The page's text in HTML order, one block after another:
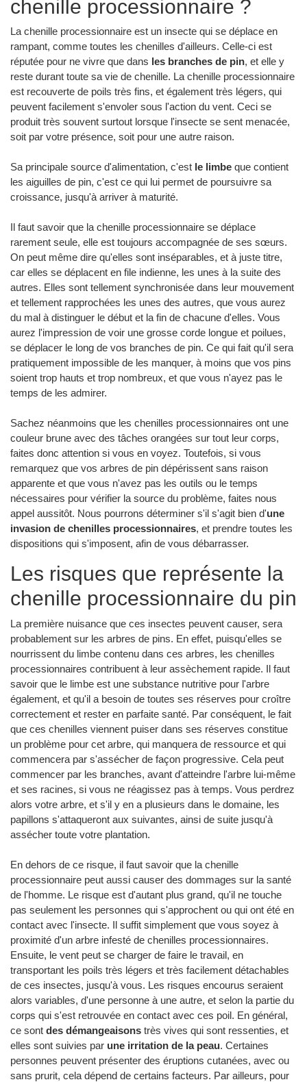
chenille processionnaire ?
La chenille processionnaire est un insecte qui se déplace en
rampant, comme toutes les chenilles d'ailleurs. Celle-ci est
réputée pour ne vivre que dans les branches de pin, et elle y
reste durant toute sa vie de chenille. La chenille processionnaire
est recouverte de poils très fins, et également très légers, qui
peuvent facilement s'envoler sous l'action du vent. Ceci se
produit très souvent surtout lorsque l'insecte se sent menacée,
soit par votre présence, soit pour une autre raison.
Sa principale source d'alimentation, c'est le limbe que contient
les aiguilles de pin, c'est ce qui lui permet de poursuivre sa
croissance, jusqu'à arriver à maturité.
Il faut savoir que la chenille processionnaire se déplace
rarement seule, elle est toujours accompagnée de ses sœurs.
On peut même dire qu'elles sont inséparables, et à juste titre,
car elles se déplacent en file indienne, les unes à la suite des
autres. Elles sont tellement synchronisée dans leur mouvement
et tellement rapprochées les unes des autres, que vous aurez
du mal à distinguer le début et la fin de chacune d'elles. Vous
aurez l'impression de voir une grosse corde longue et poilues,
se déplacer le long de vos branches de pin. Ce qui fait qu'il sera
pratiquement impossible de les manquer, à moins que vos pins
soient trop hauts et trop nombreux, et que vous n'ayez pas le
temps de les admirer.
Sachez néanmoins que les chenilles processionnaires ont une
couleur brune avec des tâches orangées sur tout leur corps,
faites donc attention si vous en voyez. Toutefois, si vous
remarquez que vos arbres de pin dépérissent sans raison
apparente et que vous n'avez pas les outils ou le temps
nécessaires pour vérifier la source du problème, faites nous
appel aussitôt. Nous pourrons déterminer s'il s'agit bien d'une
invasion de chenilles processionnaires, et prendre toutes les
dispositions qui s'imposent, afin de vous débarrasser.
Les risques que représente la
chenille processionnaire du pin
La première nuisance que ces insectes peuvent causer, sera
probablement sur les arbres de pins. En effet, puisqu'elles se
nourrissent du limbe contenu dans ces arbres, les chenilles
processionnaires contribuent à leur assèchement rapide. Il faut
savoir que le limbe est une substance nutritive pour l'arbre
également, et qu'il a besoin de toutes ses réserves pour croître
correctement et rester en parfaite santé. Par conséquent, le fait
que ces chenilles viennent puiser dans ses réserves constitue
un problème pour cet arbre, qui manquera de ressource et qui
commencera par s'assécher de façon progressive. Cela peut
commencer par les branches, avant d'atteindre l'arbre lui-même
et ses racines, si vous ne réagissez pas à temps. Vous perdrez
alors votre arbre, et s'il y en a plusieurs dans le domaine, les
papillons s'attaqueront aux suivantes, ainsi de suite jusqu'à
assécher toute votre plantation.
En dehors de ce risque, il faut savoir que la chenille
processionnaire peut aussi causer des dommages sur la santé
de l'homme. Le risque est d'autant plus grand, qu'il ne touche
pas seulement les personnes qui s'approchent ou qui ont été en
contact avec l'insecte. Il suffit simplement que vous soyez à
proximité d'un arbre infesté de chenilles processionnaires.
Ensuite, le vent peut se charger de faire le travail, en
transportant les poils très légers et très facilement détachables
de ces insectes, jusqu'à vous. Les risques encourus seraient
alors variables, d'une personne à une autre, et selon la partie du
corps qui s'est retrouvée en contact avec ces poil. En général,
ce sont des démangeaisons très vives qui sont ressenties, et
elles sont suivies par une irritation de la peau. Certaines
personnes peuvent présenter des éruptions cutanées, avec ou
sans prurit, cela dépend de certains facteurs. Par ailleurs, pour